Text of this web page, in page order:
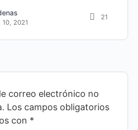
2021
21
correo electrónico no
Los campos obligatorios
con *